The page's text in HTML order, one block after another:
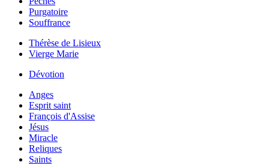
Purgatoire
Souffrance
Thérèse de Lisieux
Vierge Marie
Dévotion
Anges
Esprit saint
François d'Assise
Jésus
Miracle
Reliques
Saints